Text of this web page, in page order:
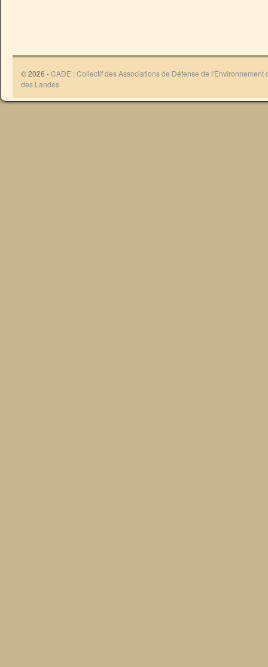
© 2026 -CADE : Collectif des Associations de Défense de l'Environnement
des Landes